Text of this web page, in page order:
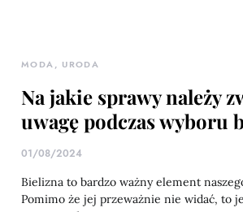
MODA, URODA
Na jakie sprawy należy
uwagę podczas wyboru
01/08/2024
Bielizna to bardzo ważny element
Pomimo że jej przeważnie nie widać, to